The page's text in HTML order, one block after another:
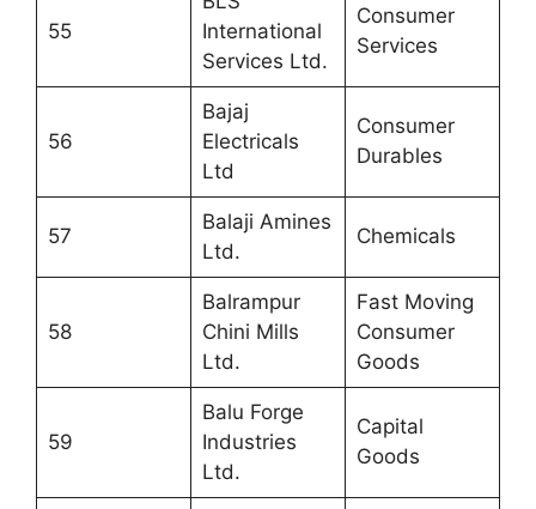
55
International
Services Ltd.
Consumer
Services
56
Bajaj
Electricals
Ltd
Consumer
Durables
57
Balaji Amines
Ltd.
Chemicals
58
Balrampur
Chini Mills
Ltd.
Fast Moving
Consumer
Goods
59
Balu Forge
Industries
Ltd.
Capital
Goods